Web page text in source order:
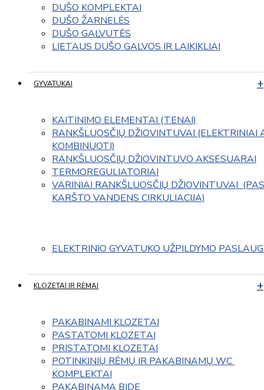
DUŠO KOMPLEKTAI
DUŠO ŽARNELĖS
DUŠO GALVUTĖS
LIETAUS DUŠO GALVOS IR LAIKIKLIAI
GYVATUKAI
KAITINIMO ELEMENTAI (TENAI)
RANKŠLUOSČIŲ DŽIOVINTUVAI (ELEKTRINIAI
KOMBINUOTI)
RANKŠLUOSČIŲ DŽIOVINTUVO AKSESUARAI
TERMOREGULIATORIAI
VARINIAI RANKŠLUOSČIŲ DŽIOVINTUVAI
KARŠTO VANDENS CIRKULIACIJA)
ELEKTRINIO GYVATUKO UŽPILDYMO
KLOZETAI IR RĖMAI
PAKABINAMI KLOZETAI
PASTATOMI KLOZETAI
PRISTATOMI KLOZETAI
POTINKINIŲ RĖMŲ IR PAKABINAMŲ WC
KOMPLEKTAI
PAKABINAMA BIDE